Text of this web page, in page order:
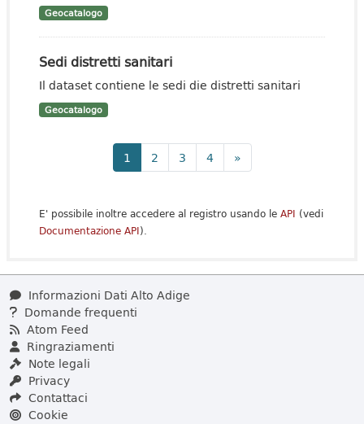
Geocatalogo
Sedi distretti sanitari
Il dataset contiene le sedi die distretti sanitari
Geocatalogo
1 2 3 4 »
E' possibile inoltre accedere al registro usando le API (vedi
Documentazione API).
Informazioni Dati Alto Adige
Domande frequenti
Atom Feed
Ringraziamenti
Note legali
Privacy
Contattaci
Cookie